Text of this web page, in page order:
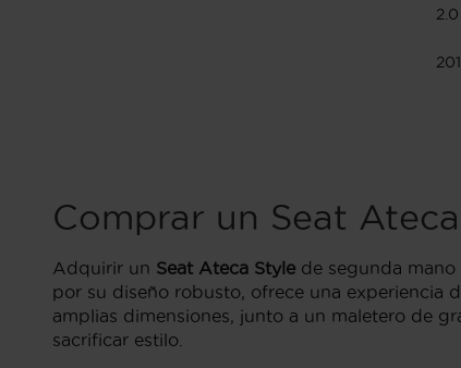
Comprar un Seat
Adquirir un Seat Ateca Style de segunda
por su diseño robusto, ofrece una experiencia
amplias dimensiones, junto a un maletero de
sacrificar estilo.